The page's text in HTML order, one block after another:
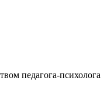
педагога-психолога